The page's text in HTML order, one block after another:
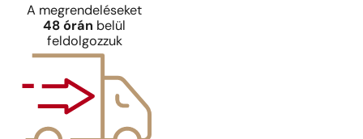
A megrendeléseket
48 órán belül
feldolgozzuk